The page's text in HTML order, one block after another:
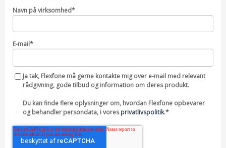
Navn på virksomhed*
E-mail*
Ja tak, Flexfone må gerne kontakte mig over e-mail med relevant
rådgivning, gode tilbud og information om deres produkt.
Du kan finde flere oplysninger om, hvordan Flexfone opbevarer
og behandler persondata, i voresprivatlivspolitik.*